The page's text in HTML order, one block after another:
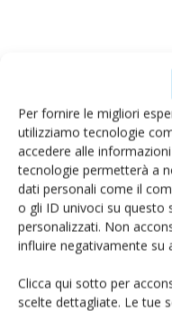
Per fornire le migliori
utilizziamo tecnologie
accedere alle
tecnologie permetterà a
dati personali come il
o gli ID univoci su questo
personalizzati. Non
influire negativamente su
Clicca qui sotto per
scelte dettagliate. Le tue
Rimani